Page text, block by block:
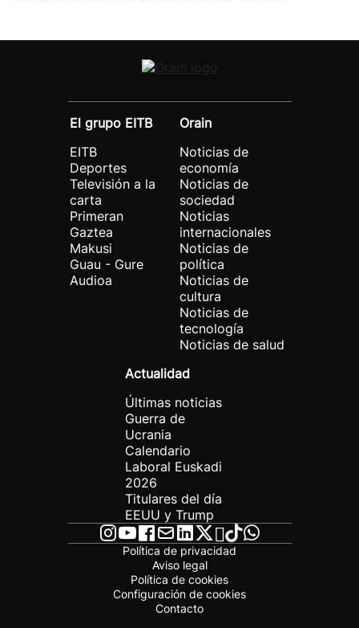
El grupo EITB
EITB
Deportes
Televisión a la
carta
Primeran
Gaztea
Makusi
Guau - Gure
Audioa
Orain
Noticias de
economía
Noticias de
sociedad
Noticias
internacionales
Noticias de
política
Noticias de
cultura
Noticias de
tecnología
Noticias de salud
Actualidad
Últimas noticias
Guerra de
Ucrania
Calendario
Laboral Euskadi
2026
Titulares del día
EEUU y Trump
Política de privacidad
Aviso legal
Política de cookies
Configuración de cookies
Contacto